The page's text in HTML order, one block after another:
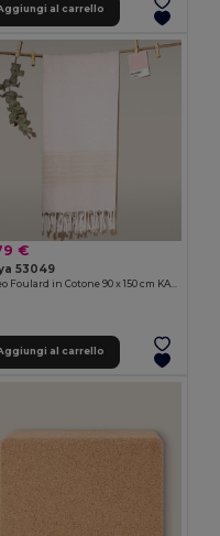
al carrello
€
53049
al carrello